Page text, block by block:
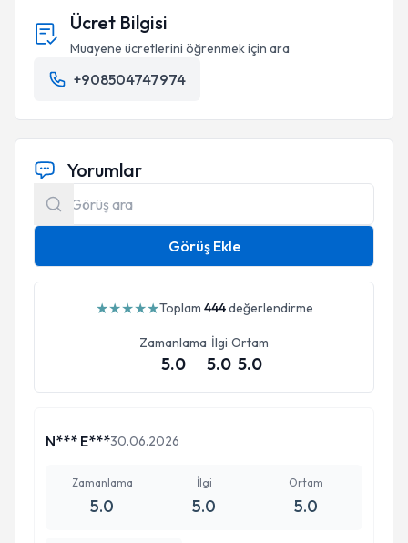
Ücret Bilgisi
Muayene ücretlerini öğrenmek için ara
+908504747974
Yorumlar
Görüş Ekle
★★★★★Toplam 444değerlendirme
Zamanlama
5.0
İlgi
5.0
Ortam
5.0
N*** E***30.06.2026
Zamanlama
5.0
İlgi
5.0
Ortam
5.0